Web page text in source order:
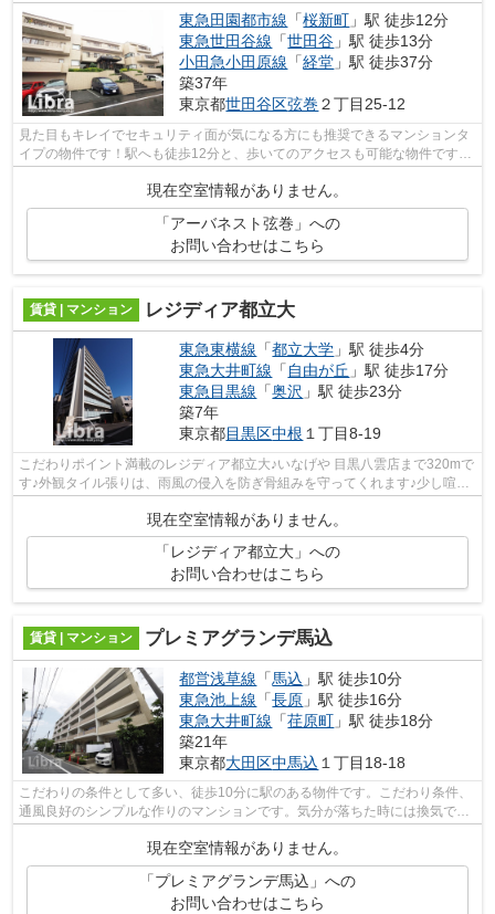
東急田園都市線 「桜新町 」駅 徒歩12分
東急世田谷線 「世田谷 」駅 徒歩13分
小田急小田原線 「経堂 」駅 徒歩37分
築37年
東京都世田谷区弦巻 ２丁目25-12
見た目もキレイでセキュリティ面が気になる方にも推奨できるマンションタ
イプの物件です！駅へも徒歩12分と、歩いてのアクセスも可能な物件です！
外観タイル張りの物件は、雨で汚れが...
現在空室情報がありません。
「アーバネスト弦巻」への
お問い合わせはこちら
賃貸 | マンション レジディア都立大
東急東横線 「都立大学 」駅 徒歩4分
東急大井町線 「 自由が丘 」駅 徒歩17分
東急目黒線 「奥沢 」駅 徒歩23分
築7年
東京都目黒区中根 １丁目8-19
こだわりポイント満載のレジディア都立大♪いなげや 目黒八雲店まで320mで
す♪外観タイル張りは、雨風の侵入を防ぎ骨組みを守ってくれます♪少し喧騒
を離れていて駅から徒歩4分という駅近...
現在空室情報がありません。
「レジディア都立大」への
お問い合わせはこちら
賃貸 | マンション プレミアグランデ馬込
都営浅草線 「馬込 」駅 徒歩10分
東急池上線 「長原 」駅 徒歩16分
東急大井町線 「荏原町 」駅 徒歩18分
築21年
東京都大田区中馬込 １丁目18-18
こだわりの条件として多い、徒歩10分に駅のある物件です。こだわり条件、
通風良好のシンプルな作りのマンションです。気分が落ちた時には換気でリ
現在空室情報がありません。
「プレミアグランデ馬込」への
お問い合わせはこちら